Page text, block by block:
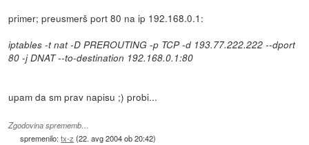
primer; preusmerš port 80 na ip 192.168.0.1:
iptables -t nat -D PREROUTING -p TCP -d 193.77.222.222 --dport
80 -j DNAT --to-destination 192.168.0.1:80
upam da sm prav napisu ;) probi...
Zgodovina sprememb…
spremenilo:tx-z (22. avg 2004 ob 20:42)